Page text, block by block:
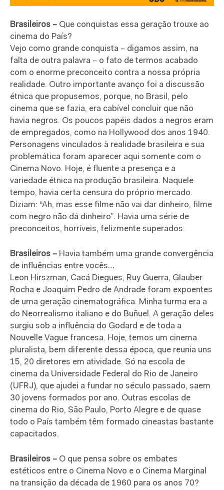
Brasileiros – Que conquistas essa geração trouxe ao
cinema do País?
Vejo como grande conquista – digamos assim, na
falta de outra palavra – o fato de termos acabado
com o enorme preconceito contra a nossa própria
realidade. Outro importante avanço foi a discussão
étnica que propusemos, porque, no Brasil, pelo
cinema que se fazia, era cabível concluir que não
havia negros. Os poucos papéis dados a negros eram
de empregados, como na Hollywood dos anos 1940.
Personagens vinculados à realidade brasileira e sua
problemática foram aparecer aqui somente com o
Cinema Novo. Hoje, é fluente a presença e a
variedade étnica na produção brasileira. Naquele
tempo, havia certa censura do próprio mercado.
Diziam: “Ah, mas esse filme não vai dar dinheiro, filme
com negro não dá dinheiro”. Havia uma série de
preconceitos, horríveis, felizmente superados.
Brasileiros – Havia também uma grande convergência
de influências entre vocês…
Leon Hirszman, Cacá Diegues, Ruy Guerra, Glauber
Rocha e Joaquim Pedro de Andrade foram expoentes
de uma geração cinematográfica. Minha turma era a
do Neorrealismo italiano e do Buñuel. A geração deles
surgiu sob a influência do Godard e de toda a
Nouvelle Vague francesa. Hoje, temos um cinema
pluralista, bem diferente dessa época, que reunia uns
15, 20 diretores em atividade. Só na escola de
cinema da Universidade Federal do Rio de Janeiro
(UFRJ), que ajudei a fundar no século passado, saem
30 jovens formados por ano. Outras escolas de
cinema do Rio, São Paulo, Porto Alegre e de quase
todo o País também têm formado cineastas bastante
capacitados.
Brasileiros – O que pensa sobre os embates
estéticos entre o Cinema Novo e o Cinema Marginal
na transição da década de 1960 para os anos 70?